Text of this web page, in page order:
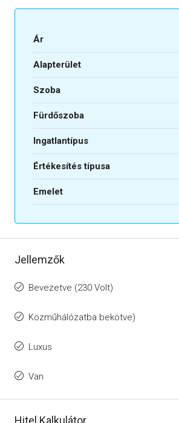
Ár
Alapterület
Szoba
Fürdőszoba
Ingatlantípus
Értékesítés típusa
Emelet
Jellemzők
Bevezetve (230 Volt)
Közműhálózatba bekötve)
Luxus
Van
Hitel Kalkulátor